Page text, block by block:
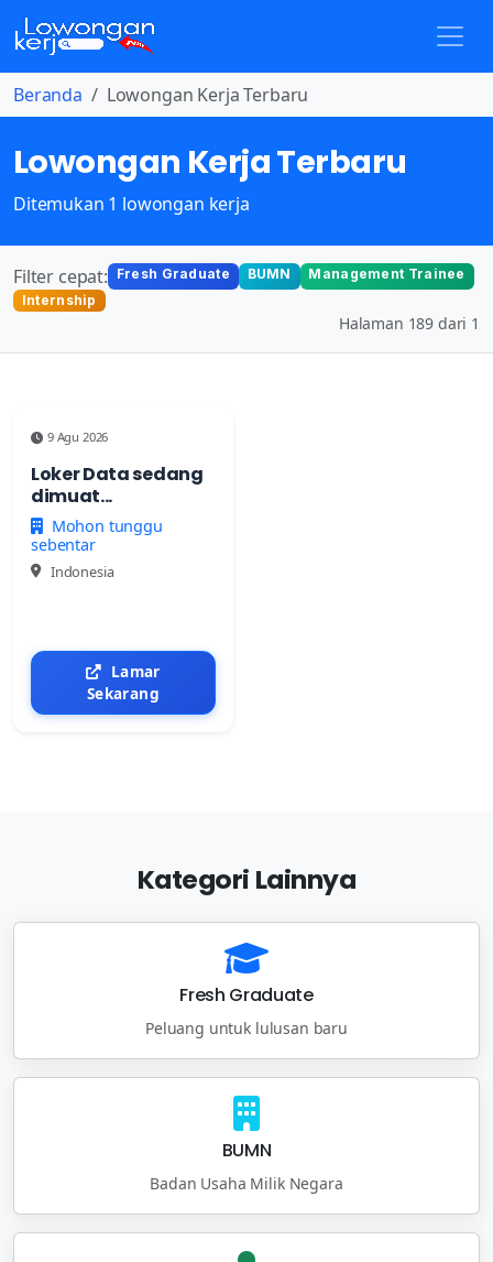
Beranda Lowongan Kerja Terbaru
Lowongan Kerja Terbaru
Ditemukan 1 lowongan kerja
Filter cepat: Fresh Graduate BUMN
Management Trainee
Internship
Halaman 189 dari 1
9 Agu 2026
Loker Data sedang
dimuat...
Mohon tunggu
sebentar
Indonesia
Lamar
Sekarang
Kategori Lainnya
Fresh Graduate
Peluang untuk lulusan baru
BUMN
Badan Usaha Milik Negara